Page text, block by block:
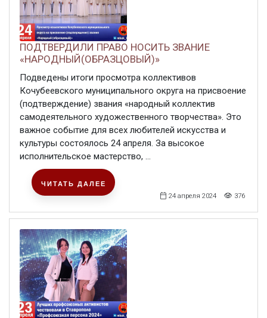
ПОДТВЕРДИЛИ ПРАВО НОСИТЬ ЗВАНИЕ
«НАРОДНЫЙ(ОБРАЗЦОВЫЙ)»
Подведены итоги просмотра коллективов
Кочубеевского муниципального округа на присвоение
(подтверждение) звания «народный коллектив
самодеятельного художественного творчества». Это
важное событие для всех любителей искусства и
культуры состоялось 24 апреля. За высокое
исполнительское мастерство, ...
24 апреля 2024 376
ЧИТАТЬ ДАЛЕЕ